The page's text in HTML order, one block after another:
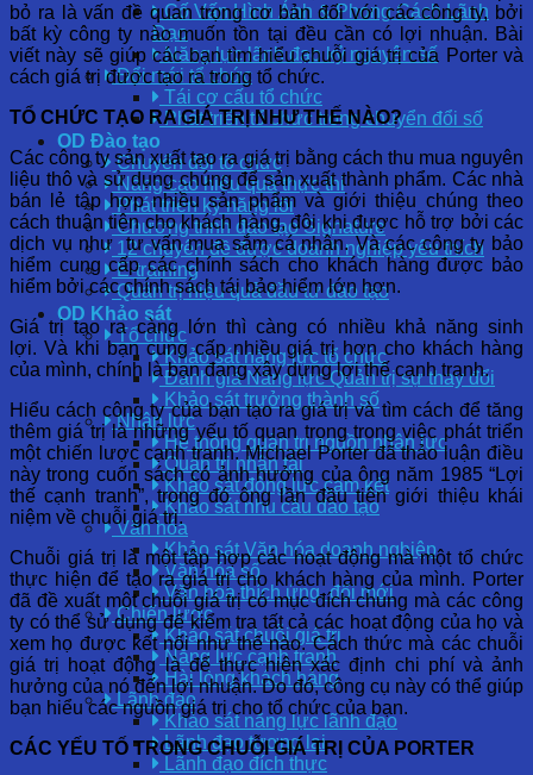
Cố Vấn Hình Ảnh & Phong Cách Lãnh
Đạo
Năng lực lãnh đạo kỷ nguyên số
Đổi mới tổ chức
Tái cơ cấu tổ chức
Phát triển tổ chức trong chuyển đổi số
OD Đào tạo
Chuyển đổi tổ chức
Nâng cao hiệu quả thực thi
Phát triển kỹ năng lõi
Chương trình đào tạo Signature
12 chuyên đề được doanh nghiệp yêu thích
E-training
Quản trị hiệu quả đầu tư đào tạo
OD Khảo sát
Tổ chức
Khảo sát năng lực tổ chức
Đánh giá Năng lực Quản trị sự thay đổi
Khảo sát trưởng thành số
Nhân lực
Hệ thống quản trị nguồn nhân lực
Quản trị nhân tài
Khảo sát động lực cam kết
Khảo sát nhu cầu đào tạo
Văn hóa
Khảo sát Văn hóa doanh nghiệp
Văn hóa số
Văn hóa thích ứng, đổi mới
Chiến lược
Khảo sát chuỗi giá trị
Năng lực cạnh tranh
Hài lòng khách hàng
Lãnh đạo
Khảo sát năng lực lãnh đạo
Lãnh đạo tương lai
Lãnh đạo đích thực
bỏ ra là vấn đề quan trọng cơ bản đối với các công ty, bởi
bất kỳ công ty nào muốn tồn tại đều cần có lợi nhuận. Bài
viết này sẽ giúp các bạn tìm hiểu chuỗi giá trị của Porter và
cách giá trị được tạo ra trong tổ chức.
TỔ CHỨC TẠO RA GIÁ TRỊ NHƯ THẾ NÀO?
Các công ty sản xuất tạo ra giá trị bằng cách thu mua nguyên
liệu thô và sử dụng chúng để sản xuất thành phẩm. Các nhà
bán lẻ tập hợp nhiều sản phẩm và giới thiệu chúng theo
cách thuận tiện cho khách hàng, đôi khi được hỗ trợ bởi các
dịch vụ như tư vấn mua sắm cá nhân. Và các công ty bảo
hiểm cung cấp các chính sách cho khách hàng được bảo
hiểm bởi các chính sách tái bảo hiểm lớn hơn.
Giá trị tạo ra càng lớn thì càng có nhiều khả năng sinh
lợi. Và khi bạn cung cấp nhiều giá trị hơn cho khách hàng
của mình, chính là bạn đang xây dựng lợi thế cạnh tranh.
Hiểu cách công ty của bạn tạo ra giá trị và tìm cách để tăng
thêm giá trị là những yếu tố quan trọng trong việc phát triển
một chiến lược cạnh tranh. Michael Porter đã thảo luận điều
này trong cuốn sách có ảnh hưởng của ông năm 1985 “Lợi
thế cạnh tranh”, trong đó ông lần đầu tiên giới thiệu khái
niệm về chuỗi giá trị.
Chuỗi giá trị là một tập hợp các hoạt động mà một tổ chức
thực hiện để tạo ra giá trị cho khách hàng của mình. Porter
đã đề xuất một chuỗi giá trị có mục đích chung mà các công
ty có thể sử dụng để kiểm tra tất cả các hoạt động của họ và
xem họ được kết nối như thế nào. Cách thức mà các chuỗi
giá trị hoạt động là để thực hiện xác định chi phí và ảnh
hưởng của nó đến lợi nhuận. Do đó, công cụ này có thể giúp
bạn hiểu các nguồn giá trị cho tổ chức của bạn.
CÁC YẾU TỐ TRONG CHUỖI GIÁ TRỊ CỦA PORTER